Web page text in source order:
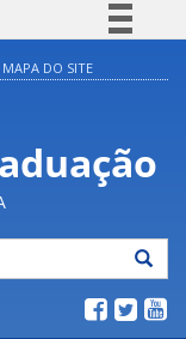
à informação
Canais
MAPA DO SITE